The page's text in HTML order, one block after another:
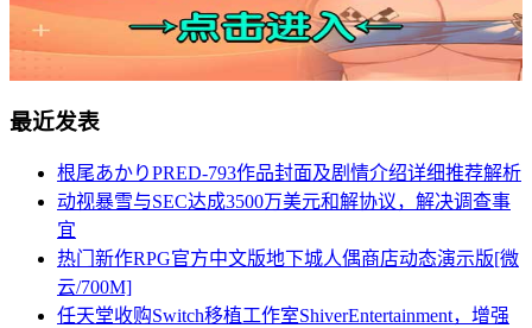
最近发表
根尾あかりPRED-793作品封面及剧情介绍详细推荐解析
动视暴雪与SEC达成3500万美元和解协议，解决调查事
宜
热门新作RPG官方中文版地下城人偶商店动态演示版[微
云/700M]
任天堂收购Switch移植工作室ShiverEntertainment，增强